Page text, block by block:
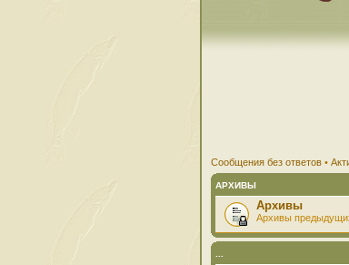
Сообщения без ответов •
АРХИВЫ
Архивы
Архивы